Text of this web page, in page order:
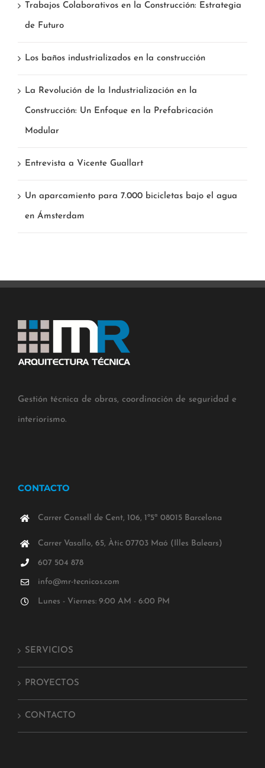
Trabajos Colaborativos en la Construcción: Estrategia
de Futuro
Los baños industrializados en la construcción
La Revolución de la Industrialización en la
Construcción: Un Enfoque en la Prefabricación
Modular
Entrevista a Vicente Guallart
Un aparcamiento para 7.000 bicicletas bajo el agua
en Ámsterdam
Gestión técnica de obras, coordinación de seguridad e
interiorismo.
CONTACTO
Carrer Consell de Cent, 106, 1º5ª 08015 Barcelona
Carrer Vasallo, 65, Àtic 07703 Maó (Illes Balears)
607 504 878
info@mr-tecnicos.com
Lunes - Viernes: 9:00 AM - 6:00 PM
SERVICIOS
PROYECTOS
CONTACTO